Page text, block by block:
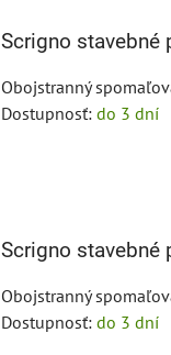
Scrigno stavebné
Obojstranný
Dostupnosť: do 3 dní
Scrigno stavebné
Obojstranný
Dostupnosť: do 3 dní